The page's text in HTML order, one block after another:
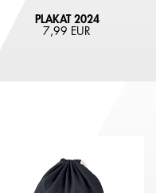
PLAKAT 2024
7,99 EUR